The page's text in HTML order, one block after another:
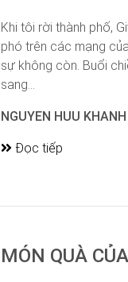
Khi tôi rời thành phố,
phó trên các mạng
sự không còn. Buổi
sang...
NGUYEN HUU KHANH
Đọc tiếp
MÓN QUÀ